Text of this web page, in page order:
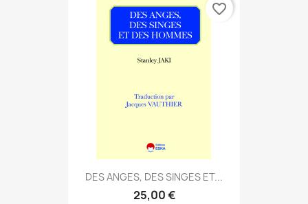
DES ANGES, DES SINGES ET...
25,00 €
favorite_border